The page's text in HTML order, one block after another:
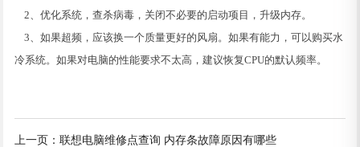
2、优化系统，查杀病毒，关闭不必要的启动项目，升级内存。
3、如果超频，应该换一个质量更好的风扇。如果有能力，可以购买水
冷系统。如果对电脑的性能要求不太高，建议恢复CPU的默认频率。
上一页： 联想电脑维修点查询 内存条故障原因有哪些